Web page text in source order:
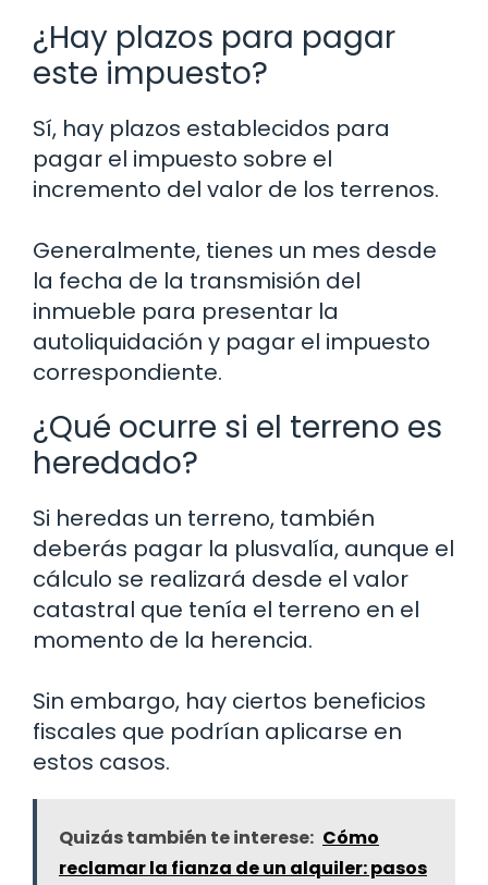
¿Hay plazos para pagar
este impuesto?
Sí, hay plazos establecidos para
pagar el impuesto sobre el
incremento del valor de los terrenos.
Generalmente, tienes un mes desde
la fecha de la transmisión del
inmueble para presentar la
autoliquidación y pagar el impuesto
correspondiente.
¿Qué ocurre si el terreno es
heredado?
Si heredas un terreno, también
deberás pagar la plusvalía, aunque el
cálculo se realizará desde el valor
catastral que tenía el terreno en el
momento de la herencia.
Sin embargo, hay ciertos beneficios
fiscales que podrían aplicarse en
estos casos.
Quizás también te interese: Cómo
reclamar la fianza de un alquiler: pasos